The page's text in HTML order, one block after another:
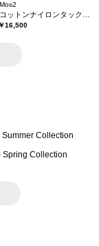
Mos2
￥16,500